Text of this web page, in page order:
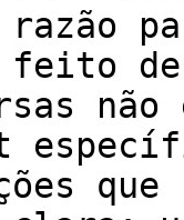
feito
não
que